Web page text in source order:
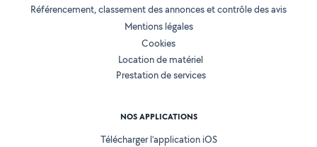
Référencement, classement des annonces et contrôle des avis
Mentions légales
Cookies
Location de matériel
Prestation de services
NOS APPLICATIONS
Télécharger l’application iOS